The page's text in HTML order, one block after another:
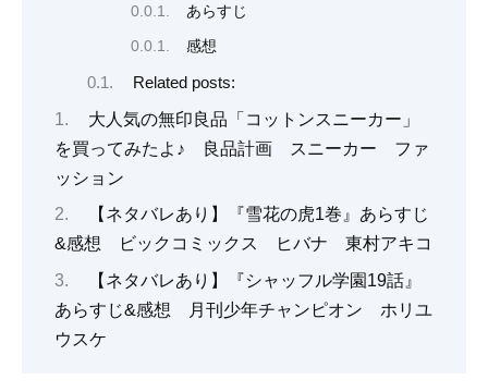
あらすじ
感想
Related posts:
大人気の無印良品「コットンスニーカー」
を買ってみたよ♪ 良品計画 スニーカー ファ
ッション
【ネタバレあり】『雪花の虎1巻』あらすじ
&感想 ビックコミックス ヒバナ 東村アキコ
【ネタバレあり】『シャッフル学園19話』
あらすじ&感想 月刊少年チャンピオン ホリユ
ウスケ